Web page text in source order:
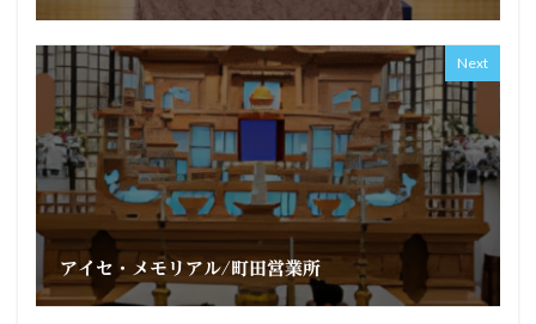
Next
アイセ・メモリアル/町田営業所